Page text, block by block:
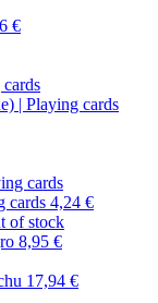
€
| Playing cards
cards 4,24 €
of stock
8,95 €
17,94 €